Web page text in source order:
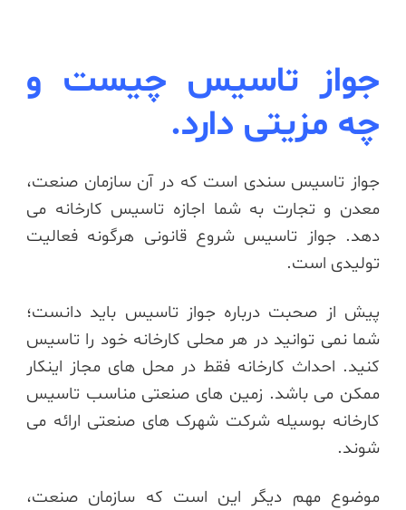
جواز تاسیس چیست و
چه مزیتی دارد.
جواز تاسیس سندی است که در آن سازمان صنعت،
معدن و تجارت به شما اجازه تاسیس کارخانه می
دهد. جواز تاسیس شروع قانونی هرگونه فعالیت
تولیدی است.
پیش از صحبت درباره جواز تاسیس باید دانست؛
شما نمی توانید در هر محلی کارخانه خود را تاسیس
کنید. احداث کارخانه فقط در محل های مجاز اینکار
ممکن می باشد. زمین های صنعتی مناسب تاسیس
کارخانه بوسیله شرکت شهرک های صنعتی ارائه می
شوند.
موضوع مهم دیگر این است که سازمان صنعت،